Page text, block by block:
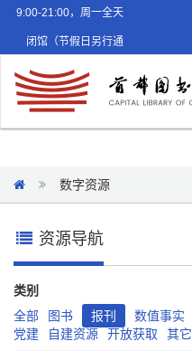
9:00-21:00，周一全天
闭馆（节假日另行通
数字资源
资源导航
类别
全部
图书 报刊 数值事实
党建
自建资源 开放获取 其它